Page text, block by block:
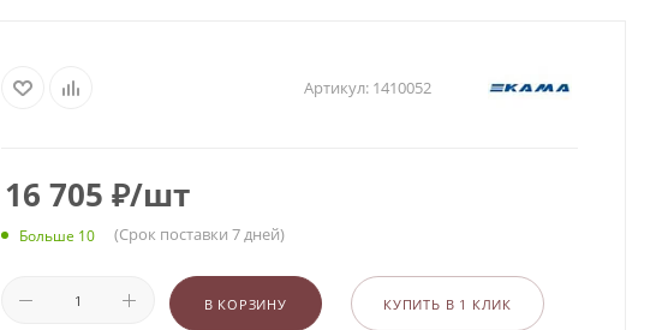
Артикул: 1410052
16 705 ₽/шт
Больше 10 (Срок поставки 7 дней)
В КОРЗИНУ КУПИТЬ В 1 КЛИК